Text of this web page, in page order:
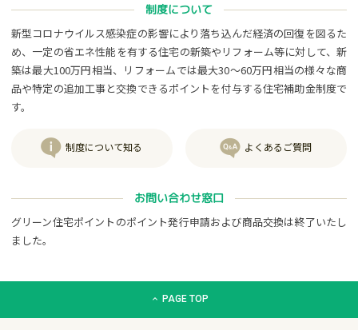
制度について
新型コロナウイルス感染症の影響により落ち込んだ経済の回復を図るた
め、一定の省エネ性能を有する住宅の新築やリフォーム等に対して、新
築は最大100万円相当、リフォームでは最大30～60万円相当の様々な商
品や特定の追加工事と交換できるポイントを付与する住宅補助金制度で
す。
制度について知る よくあるご質問
お問い合わせ窓口
グリーン住宅ポイントのポイント発行申請および商品交換は終了いたし
ました。
グリーン住宅ポイント交換商品カタログサイト「エコdeギフ
PAGE TOP